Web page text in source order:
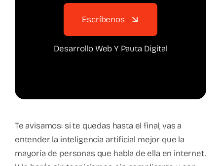
Escríbenos
Desarrollo Web Y Pauta Digital
Te avisamos: si te quedas hasta el final, vas a
entender la inteligencia artificial mejor que la
mayoría de personas que habla de ella en internet.